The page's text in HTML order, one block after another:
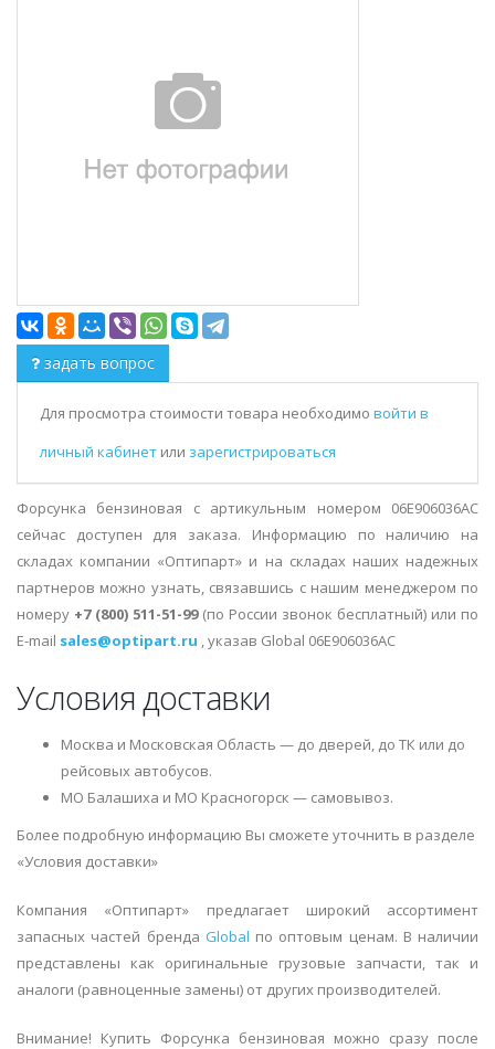
задать вопрос
Для просмотра стоимости товара необходимо войти в
личный кабинет или зарегистрироваться
Форсунка бензиновая с артикульным номером 06E906036AC
сейчас доступен для заказа. Информацию по наличию на
складах компании «Оптипарт» и на складах наших надежных
партнеров можно узнать, связавшись с нашим менеджером по
номеру +7 (800) 511-51-99(по России звонок бесплатный) или по
E-mail sales@optipart.ru , указав Global 06E906036AC
Условия доставки
Москва и Московская Область — до дверей, до ТК или до
рейсовых автобусов.
МО Балашиха и МО Красногорск — самовывоз.
Более подробную информацию Вы сможете уточнить в разделе
«Условия доставки»
Компания «Оптипарт» предлагает широкий ассортимент
запасных частей бренда Global по оптовым ценам. В наличии
представлены как оригинальные грузовые запчасти, так и
аналоги (равноценные замены) от других производителей.
Внимание! Купить Форсунка бензиновая можно сразу после